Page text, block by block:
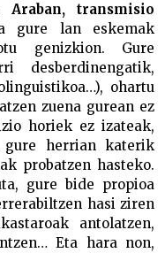
transmisio
gure lan eskemak
genizkion. Gure
desberdinengatik,
ohartu
zuena gurean ez
horiek ez izateak,
gure herrian katerik
probatzen hasteko.
gure bide propioa
hasi ziren
antolatzen,
Eta hara non,